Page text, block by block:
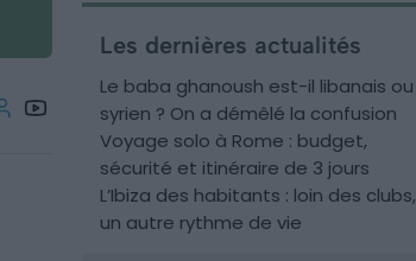
Les dernières actualités
Le baba ghanoush est-il libanais ou
syrien ? On a démêlé la confusion
Voyage solo à Rome : budget,
sécurité et itinéraire de 3 jours
L’Ibiza des habitants : loin des clubs,
un autre rythme de vie